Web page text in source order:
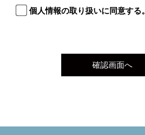
個人情報の取り扱いに同意する。
確認画面へ